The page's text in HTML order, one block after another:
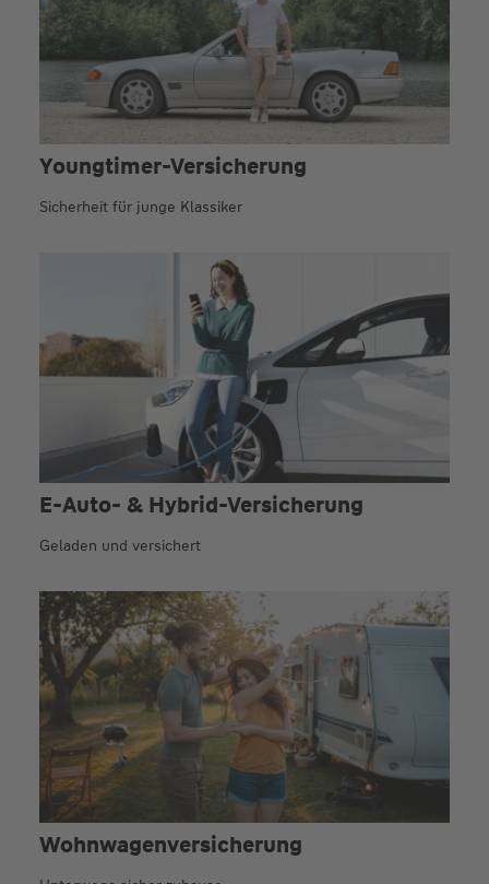
Youngtimer-Versicherung
Sicherheit für junge Klassiker
E-Auto- & Hybrid-Versicherung
Geladen und versichert
Wohnwagen­versicherung